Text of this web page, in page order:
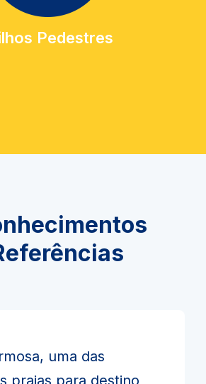
Pedestres
uma das
praias para destino